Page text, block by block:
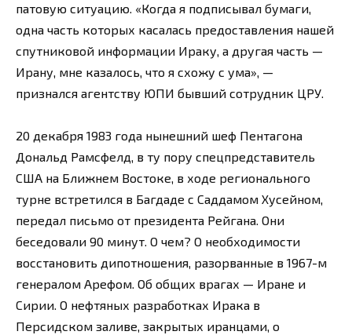
патовую ситуацию. «Когда я подписывал бумаги,
одна часть которых касалась предоставления нашей
спутниковой информации Ираку, а другая часть —
Ирану, мне казалось, что я схожу с ума», —
признался агентству ЮПИ бывший сотрудник ЦРУ.
20 декабря 1983 года нынешний шеф Пентагона
Дональд Рамсфелд, в ту пору спецпредставитель
США на Ближнем Востоке, в ходе регионального
турне встретился в Багдаде с Саддамом Хусейном,
передал письмо от президента Рейгана. Они
беседовали 90 минут. О чем? О необходимости
восстановить дипотношения, разорванные в 1967-м
генералом Арефом. Об общих врагах — Иране и
Сирии. О нефтяных разработках Ирака в
Персидском заливе, закрытых иранцами, о